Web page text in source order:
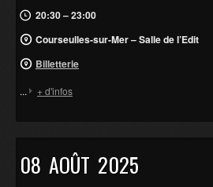
20:30 – 23:00
Courseulles-sur-Mer – Salle de l’Edit
Billetterie
... + d'infos
08 AOÛT 2025